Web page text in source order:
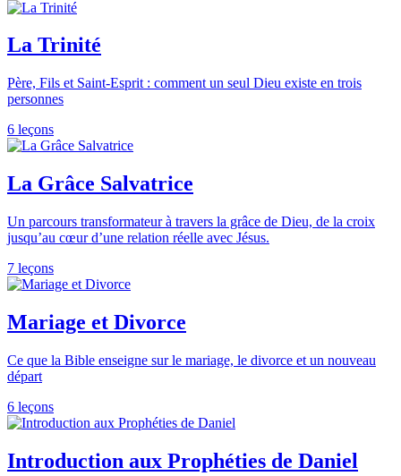
La Trinité
Père, Fils et Saint-Esprit : comment un seul Dieu existe en trois
personnes
6 leçons
La Grâce Salvatrice
Un parcours transformateur à travers la grâce de Dieu, de la croix
jusqu’au cœur d’une relation réelle avec Jésus.
7 leçons
Mariage et Divorce
Ce que la Bible enseigne sur le mariage, le divorce et un nouveau
départ
6 leçons
Introduction aux Prophéties de Daniel